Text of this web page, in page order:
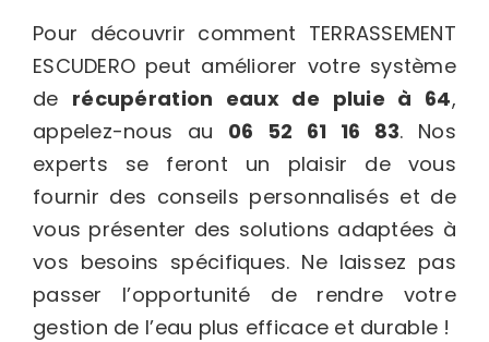
Pour découvrir comment TERRASSEMENT
ESCUDERO peut améliorer votre système
de récupération eaux de pluie à 64,
appelez-nous au 06 52 61 16 83. Nos
experts se feront un plaisir de vous
fournir des conseils personnalisés et de
vous présenter des solutions adaptées à
vos besoins spécifiques. Ne laissez pas
passer l’opportunité de rendre votre
gestion de l’eau plus efficace et durable !